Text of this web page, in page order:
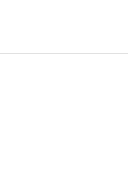
漆50ｇ・耐水ペー
膳